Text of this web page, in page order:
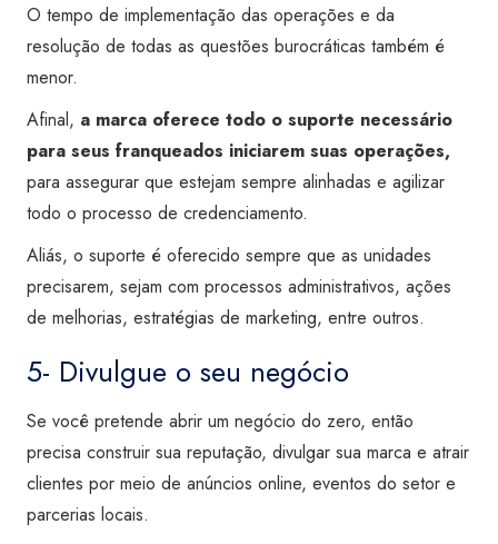
O tempo de implementação das operações e da
resolução de todas as questões burocráticas também é
menor.
Afinal, a marca oferece todo o suporte necessário
para seus franqueados iniciarem suas operações,
para assegurar que estejam sempre alinhadas e agilizar
todo o processo de credenciamento.
Aliás, o suporte é oferecido sempre que as unidades
precisarem, sejam com processos administrativos, ações
de melhorias, estratégias de marketing, entre outros.
5- Divulgue o seu negócio
Se você pretende abrir um negócio do zero, então
precisa construir sua reputação, divulgar sua marca e atrair
clientes por meio de anúncios online, eventos do setor e
parcerias locais.